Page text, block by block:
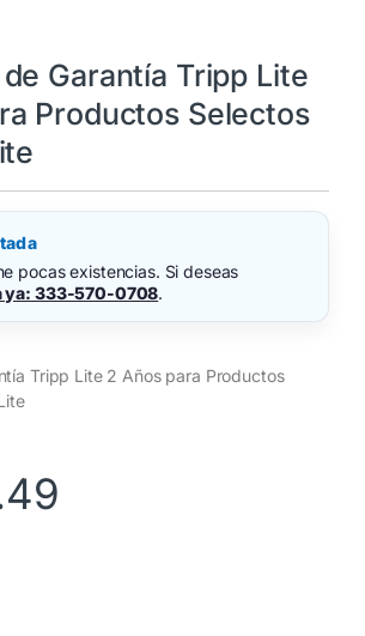
Garantía Tripp Lite
Productos Selectos
pocas existencias. Si deseas
ya: 333-570-0708.
Tripp Lite 2 Años para Productos